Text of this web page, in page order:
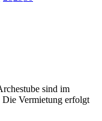
sind im
Vermietung erfolgt